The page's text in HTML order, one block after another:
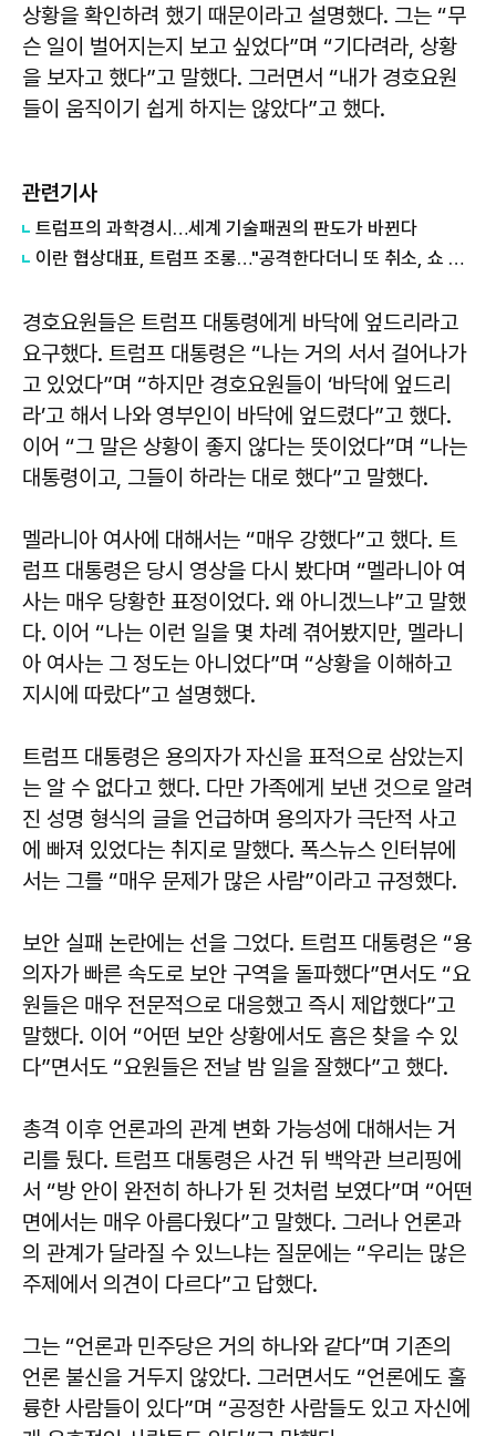
상황을 확인하려 했기 때문이라고 설명했다. 그는 “무
슨 일이 벌어지는지 보고 싶었다”며 “기다려라, 상황
을 보자고 했다”고 말했다. 그러면서 “내가 경호요원
들이 움직이기 쉽게 하지는 않았다”고 했다.
관련기사
트럼프의 과학경시…세계 기술패권의 판도가 바뀐다
이란 협상대표, 트럼프 조롱…"공격한다더니 또 취소, 쇼 외교"
경호요원들은 트럼프 대통령에게 바닥에 엎드리라고
요구했다. 트럼프 대통령은 “나는 거의 서서 걸어나가
고 있었다”며 “하지만 경호요원들이 ‘바닥에 엎드리
라’고 해서 나와 영부인이 바닥에 엎드렸다”고 했다.
이어 “그 말은 상황이 좋지 않다는 뜻이었다”며 “나는
대통령이고, 그들이 하라는 대로 했다”고 말했다.
멜라니아 여사에 대해서는 “매우 강했다”고 했다. 트
럼프 대통령은 당시 영상을 다시 봤다며 “멜라니아 여
사는 매우 당황한 표정이었다. 왜 아니겠느냐”고 말했
다. 이어 “나는 이런 일을 몇 차례 겪어봤지만, 멜라니
아 여사는 그 정도는 아니었다”며 “상황을 이해하고
지시에 따랐다”고 설명했다.
트럼프 대통령은 용의자가 자신을 표적으로 삼았는지
는 알 수 없다고 했다. 다만 가족에게 보낸 것으로 알려
진 성명 형식의 글을 언급하며 용의자가 극단적 사고
에 빠져 있었다는 취지로 말했다. 폭스뉴스 인터뷰에
서는 그를 “매우 문제가 많은 사람”이라고 규정했다.
보안 실패 논란에는 선을 그었다. 트럼프 대통령은 “용
의자가 빠른 속도로 보안 구역을 돌파했다”면서도 “요
원들은 매우 전문적으로 대응했고 즉시 제압했다”고
말했다. 이어 “어떤 보안 상황에서도 흠은 찾을 수 있
다”면서도 “요원들은 전날 밤 일을 잘했다”고 했다.
총격 이후 언론과의 관계 변화 가능성에 대해서는 거
리를 뒀다. 트럼프 대통령은 사건 뒤 백악관 브리핑에
서 “방 안이 완전히 하나가 된 것처럼 보였다”며 “어떤
면에서는 매우 아름다웠다”고 말했다. 그러나 언론과
의 관계가 달라질 수 있느냐는 질문에는 “우리는 많은
주제에서 의견이 다르다”고 답했다.
그는 “언론과 민주당은 거의 하나와 같다”며 기존의
언론 불신을 거두지 않았다. 그러면서도 “언론에도 훌
륭한 사람들이 있다”며 “공정한 사람들도 있고 자신에